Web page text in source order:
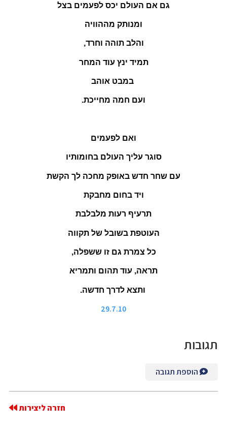
גם אם העולם יכס לפעמים בצל
ומנותק מההוויה
והלב תוהה וחרד,
תמיד ינץ עוד המחר
במבט אוהב
ועם חמה מחייכת.
ואם לפעמים
סוגר עליך העולם בחומותיו
עם שחר חדש באופק מחכה לך הקשת
ויד בחום מחבקת
תרעיף רעות מלבלבת
העוטפת בשובל של תקווה
כל צמרת גם זו ששפלה,
תראה, עוד תהום ותמריא
ותצא לדרך חדשה.
29.7.10
תגובות
הוספת תגובה
חזרה ליצירות